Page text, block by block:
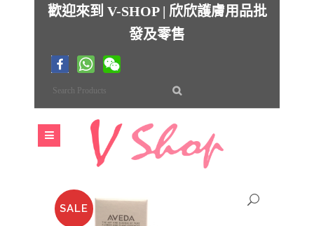
歡迎來到 V-SHOP | 欣欣護膚用品批
發及零售
SALE